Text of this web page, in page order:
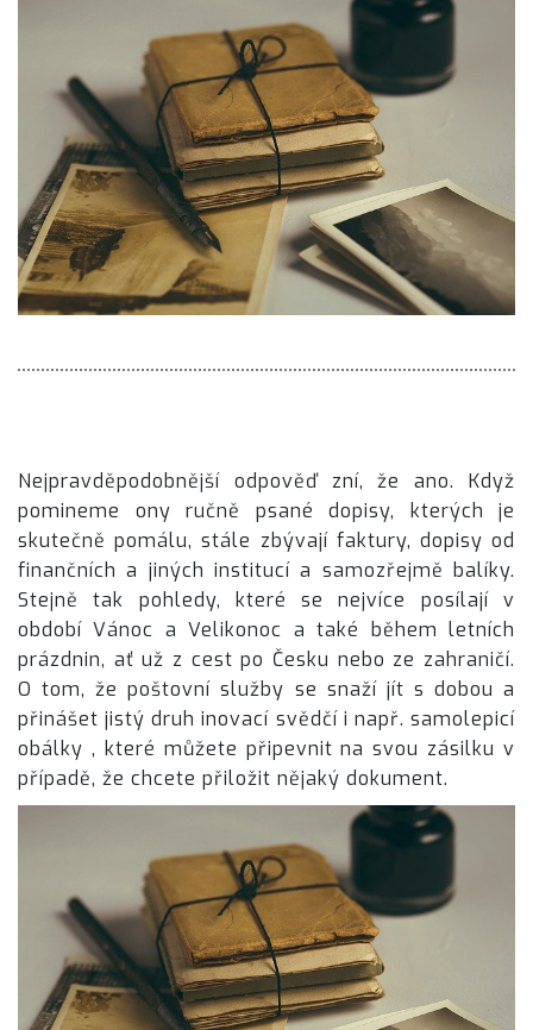
Nejpravděpodobnější odpověď zní, že ano. Když
pomineme ony ručně psané dopisy, kterých je
skutečně pomálu, stále zbývají faktury, dopisy od
finančních a jiných institucí a samozřejmě balíky.
Stejně tak pohledy, které se nejvíce posílají v
období Vánoc a Velikonoc a také během letních
prázdnin, ať už z cest po Česku nebo ze zahraničí.
O tom, že poštovní služby se snaží jít s dobou a
přinášet jistý druh inovací svědčí i např. samolepicí
obálky , které můžete připevnit na svou zásilku v
případě, že chcete přiložit nějaký dokument.